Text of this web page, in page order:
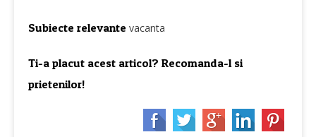
Subiecte relevante vacanta
Ti-a placut acest articol? Recomanda-l si
prietenilor!